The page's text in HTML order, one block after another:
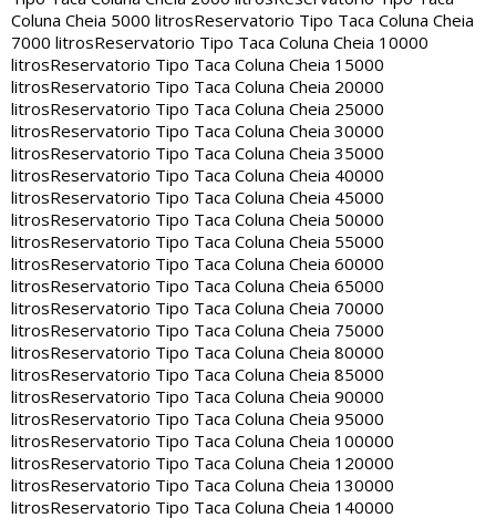
Coluna Cheia 5000 litrosReservatorio Tipo Taca Coluna Cheia
7000 litrosReservatorio Tipo Taca Coluna Cheia 10000
litrosReservatorio Tipo Taca Coluna Cheia 15000
litrosReservatorio Tipo Taca Coluna Cheia 20000
litrosReservatorio Tipo Taca Coluna Cheia 25000
litrosReservatorio Tipo Taca Coluna Cheia 30000
litrosReservatorio Tipo Taca Coluna Cheia 35000
litrosReservatorio Tipo Taca Coluna Cheia 40000
litrosReservatorio Tipo Taca Coluna Cheia 45000
litrosReservatorio Tipo Taca Coluna Cheia 50000
litrosReservatorio Tipo Taca Coluna Cheia 55000
litrosReservatorio Tipo Taca Coluna Cheia 60000
litrosReservatorio Tipo Taca Coluna Cheia 65000
litrosReservatorio Tipo Taca Coluna Cheia 70000
litrosReservatorio Tipo Taca Coluna Cheia 75000
litrosReservatorio Tipo Taca Coluna Cheia 80000
litrosReservatorio Tipo Taca Coluna Cheia 85000
litrosReservatorio Tipo Taca Coluna Cheia 90000
litrosReservatorio Tipo Taca Coluna Cheia 95000
litrosReservatorio Tipo Taca Coluna Cheia 100000
litrosReservatorio Tipo Taca Coluna Cheia 120000
litrosReservatorio Tipo Taca Coluna Cheia 130000
litrosReservatorio Tipo Taca Coluna Cheia 140000